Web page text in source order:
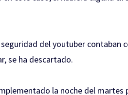
del youtuber contaban
se ha descartado.
la noche del martes